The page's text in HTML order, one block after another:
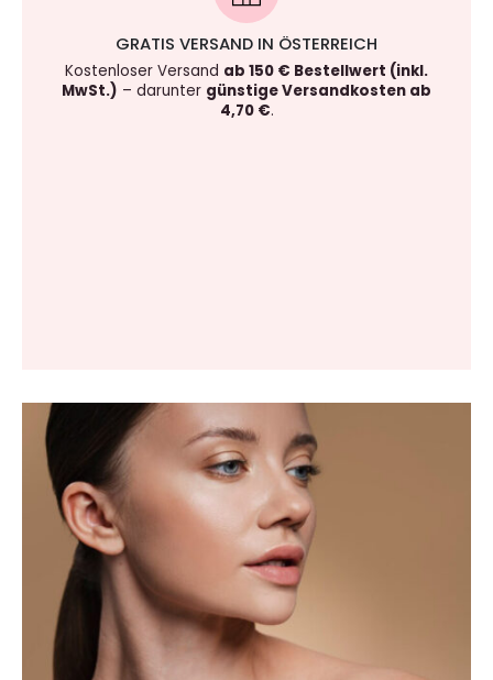
GRATIS VERSAND IN ÖSTERREICH
Kostenloser Versand ab 150 € Bestellwert (inkl.
MwSt.) – darunter günstige Versandkosten ab
4,70 €.